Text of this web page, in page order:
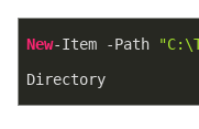
New-Item -Path
Directory